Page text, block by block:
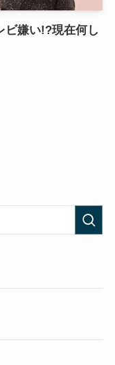
ビ嫌い!?現在何し